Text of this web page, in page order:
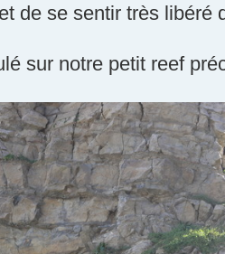
de se sentir très libéré
sur notre petit reef